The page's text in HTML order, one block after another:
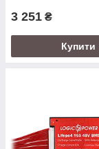
3 251 ₴
Купити